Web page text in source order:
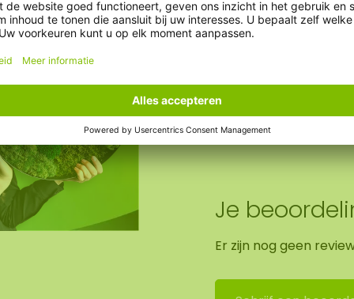
paneel.
in Asten (NL)
Optie AkMOStico:
Optie klok:
Je
Er zijn nog geen